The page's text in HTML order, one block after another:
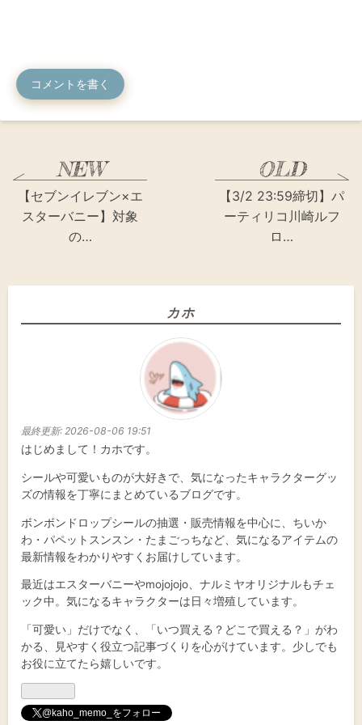
コメントを書く
【セブンイレブン×エ
スターバニー】対象
の…
【3/2 23:59締切】パ
ーティリコ川崎ルフ
ロ…
カホ
最終更新: 2026-08-06 19:51
はじめまして！カホです。
シールや可愛いものが大好きで、気になったキャラクターグッ
ズの情報を丁寧にまとめているブログです。
ボンボンドロップシールの抽選・販売情報を中心に、ちいか
わ・パペットスンスン・たまごっちなど、気になるアイテムの
最新情報をわかりやすくお届けしています。
最近はエスターバニーやmojojojo、ナルミヤオリジナルもチェ
ック中。気になるキャラクターは日々増殖しています。
「可愛い」だけでなく、「いつ買える？どこで買える？」がわ
かる、見やすく役立つ記事づくりを心がけています。少しでも
お役に立てたら嬉しいです。
@kaho_memo_をフォロー